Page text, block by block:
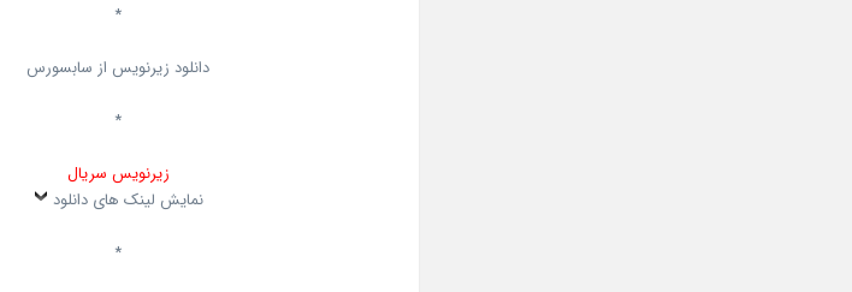
*
دانلود زیرنویس از سابسورس
*
زیرنویس سریال
نمایش لینک های دانلود
*